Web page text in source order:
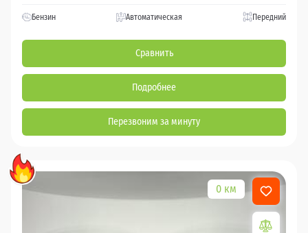
Бензин Автоматическая Передний
Сравнить
Подробнее
Перезвоним за минуту
0 км